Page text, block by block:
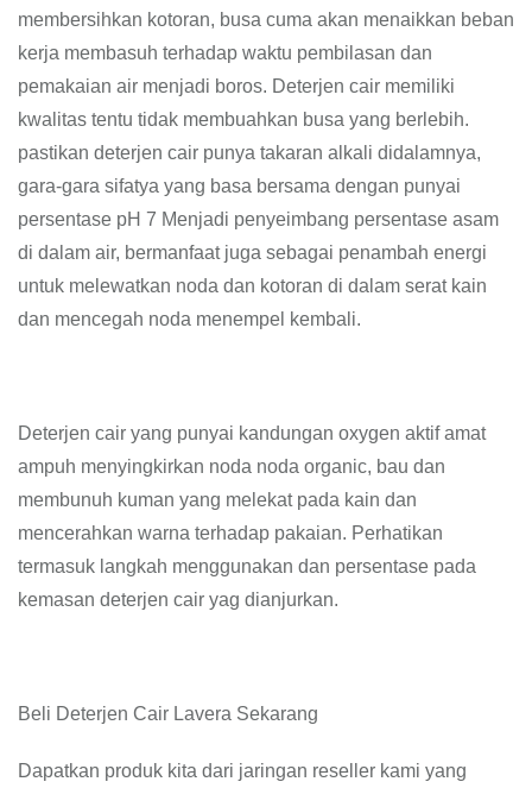
membersihkan kotoran, busa cuma akan menaikkan beban
kerja membasuh terhadap waktu pembilasan dan
pemakaian air menjadi boros. Deterjen cair memiliki
kwalitas tentu tidak membuahkan busa yang berlebih.
pastikan deterjen cair punya takaran alkali didalamnya,
gara-gara sifatya yang basa bersama dengan punyai
persentase pH 7 Menjadi penyeimbang persentase asam
di dalam air, bermanfaat juga sebagai penambah energi
untuk melewatkan noda dan kotoran di dalam serat kain
dan mencegah noda menempel kembali.
Deterjen cair yang punyai kandungan oxygen aktif amat
ampuh menyingkirkan noda noda organic, bau dan
membunuh kuman yang melekat pada kain dan
mencerahkan warna terhadap pakaian. Perhatikan
termasuk langkah menggunakan dan persentase pada
kemasan deterjen cair yag dianjurkan.
Beli Deterjen Cair Lavera Sekarang
Dapatkan produk kita dari jaringan reseller kami yang